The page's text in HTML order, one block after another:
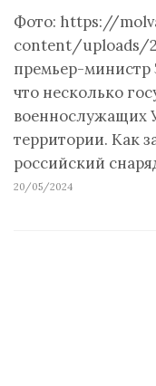
Фото: https://
content/uploads/
премьер-министр
что несколько
военнослужащих
территории. Как
российский
20/05/2024